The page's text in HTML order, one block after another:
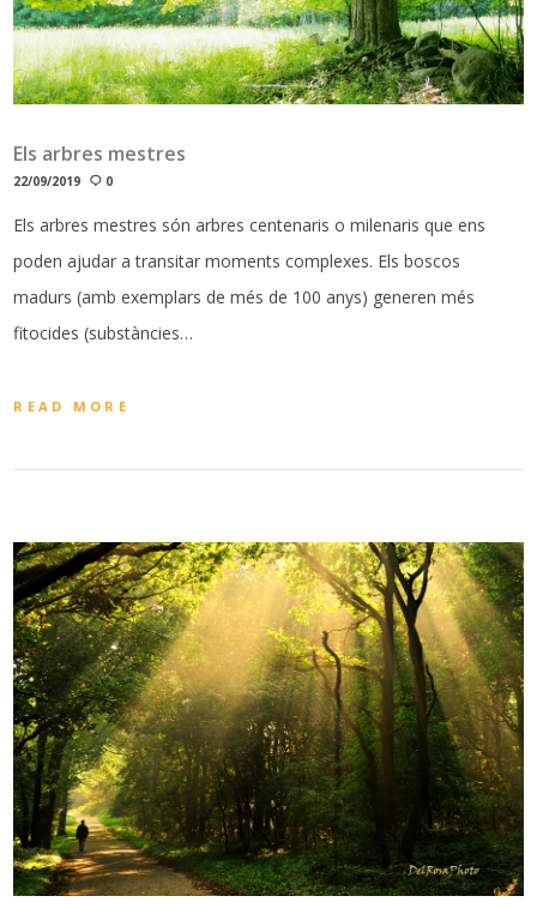
Els arbres mestres
22/09/2019 0
Els arbres mestres són arbres centenaris o milenaris que ens
poden ajudar a transitar moments complexes. Els boscos
madurs (amb exemplars de més de 100 anys) generen més
fitocides (substàncies…
READ MORE